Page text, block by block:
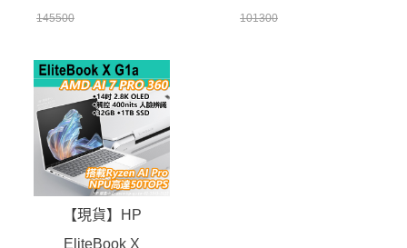
145500 101300
【現貨】HP
EliteBook X